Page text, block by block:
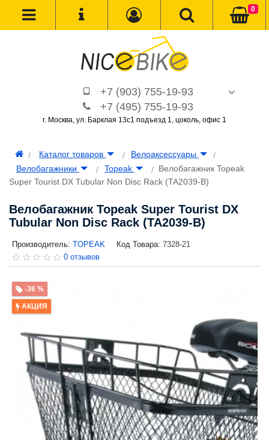
+7 (903) 755-19-93
+7 (495) 755-19-93
г. Москва, ул. Барклая 13с1 подъезд 1, цоколь, офис 1
0
Каталог товаров
Велоаксессуары
Велобагажники
Topeak
Велобагажник Topeak
Super Tourist DX Tubular Non Disc Rack (TA2039-B)
Велобагажник Topeak Super Tourist DX
Tubular Non Disc Rack (TA2039-B)
Производитель: TOPEAK Код Товара: 7328-21
0 отзывов
-36 %
АКЦИЯ